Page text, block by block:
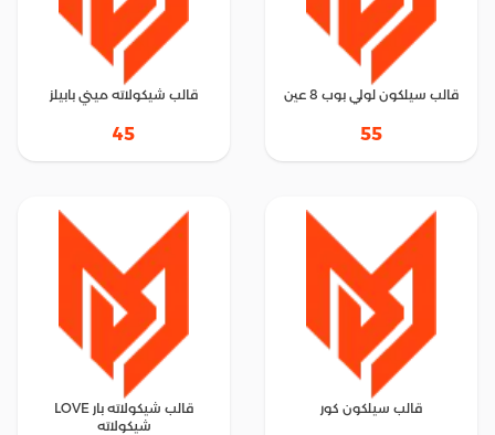
قالب سيلكون لولي بوب 8 عين
55
قالب شيكولاته ميني بابيلز
45
قالب سيلكون كور
قالب شيكولاته بار LOVE
شيكولاته